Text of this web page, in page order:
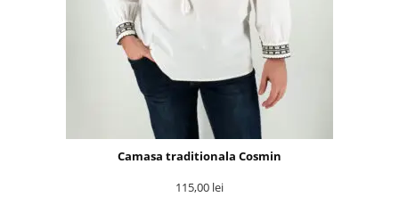
Camasa traditionala Cosmin
115,00 lei